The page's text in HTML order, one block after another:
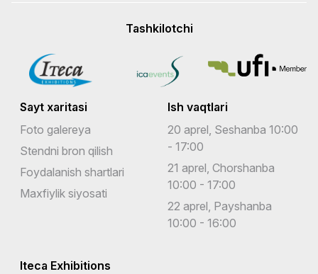
Tashkilotchi
Sayt xaritasi
Foto galereya
Stendni bron qilish
Foydalanish shartlari
Maxfiylik siyosati
Ish vaqtlari
20 aprel, Seshanba 10:00
- 17:00
21 aprel, Chorshanba
10:00 - 17:00
22 aprel, Payshanba
10:00 - 16:00
Iteca Exhibitions